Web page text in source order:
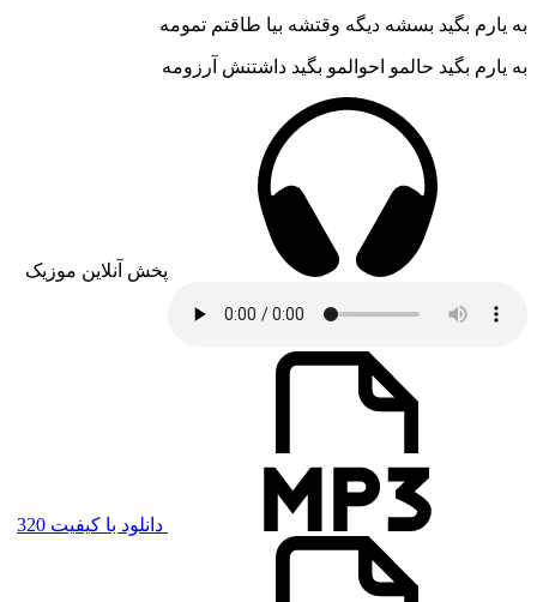
به یارم بگید بسشه دیگه وقتشه بیا طاقتم تمومه
به یارم بگید حالمو احوالمو بگید داشتنش آرزومه
پخش آنلاین موزیک
دانلود با کیفیت 320